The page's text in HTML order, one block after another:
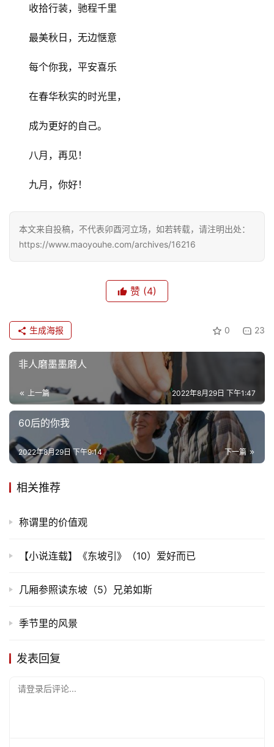
收拾行装，驰程千里
最美秋日，无边惬意
每个你我，平安喜乐
在春华秋实的时光里，
成为更好的自己。
八月，再见！
九月，你好！
本文来自投稿，不代表卯酉河立场，如若转载，请注明出处：
https://www.maoyouhe.com/archives/16216
赞 (4)
0 23
生成海报
非人磨墨墨磨人
上一篇 2022年8月29日 下午1:47
60后的你我
下一篇
2022年8月29日 下午9:14
相关推荐
称谓里的价值观
【小说连载】《东坡引》（10）爱好而已
几厢参照读东坡（5）兄弟如斯
季节里的风景
发表回复
请登录后评论...